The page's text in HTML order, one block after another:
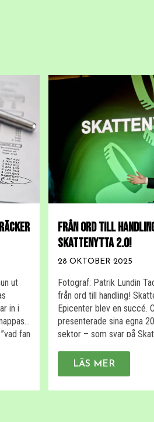
ut
in i
fan
FRÅN ORD TILL
SKATTENYTTA 2.0!
28 OKTOBER 2025
Fotograf: Patrik Lundin
från ord till handling!
Epicenter blev en succé.
presenterade sina egna
sektor – som svar på
Heelge Vikmång (S) och
LÄS MER